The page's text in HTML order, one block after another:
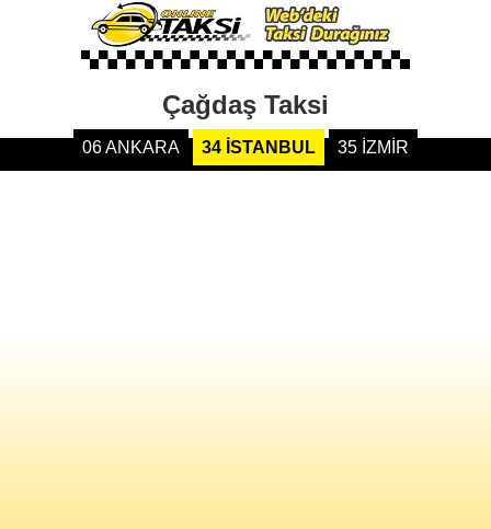
Çağdaş Taksi
06 ANKARA 34 İSTANBUL 35 İZMİR